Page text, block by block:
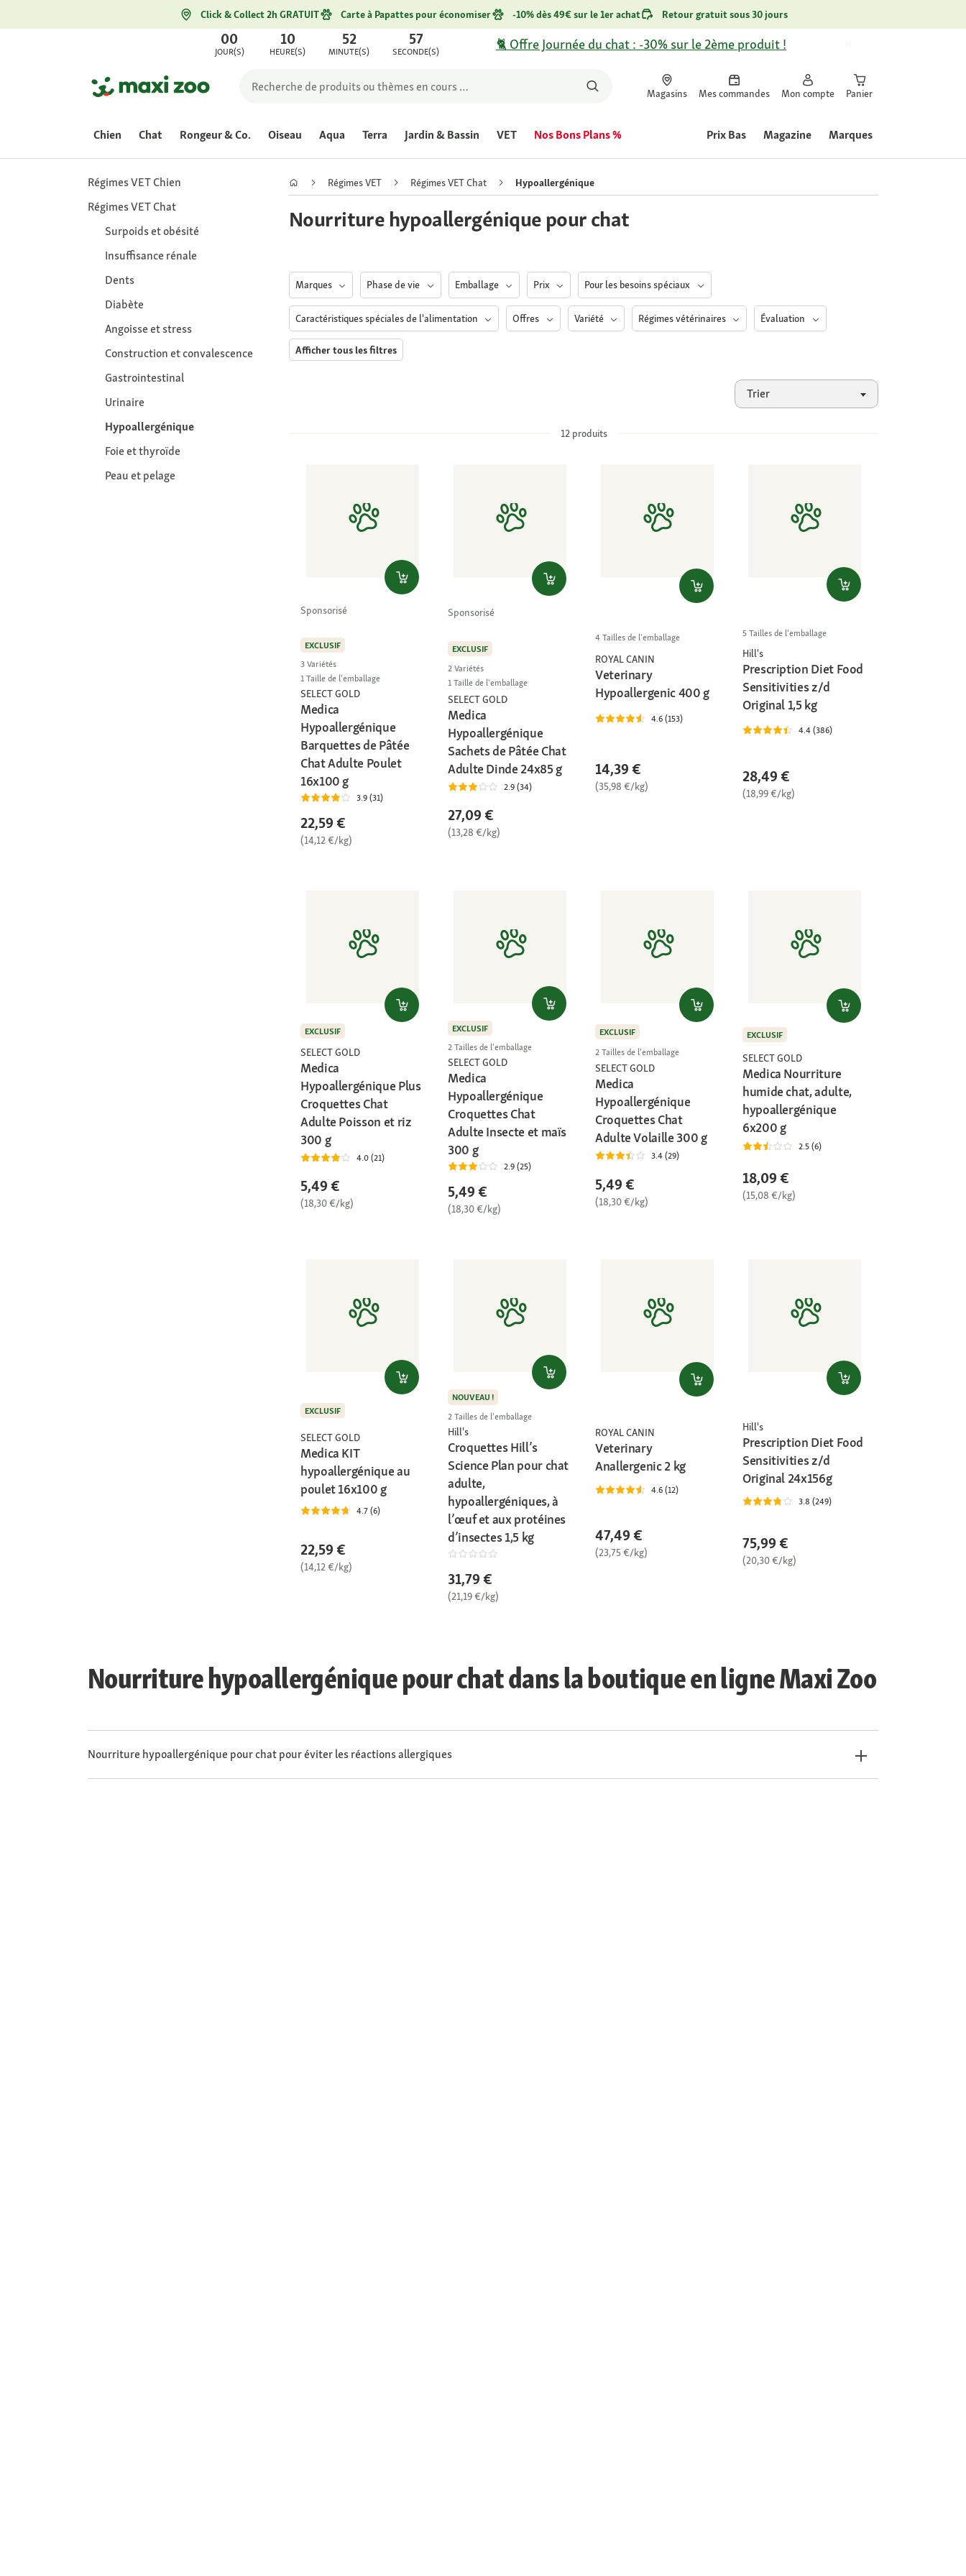
Click & Collect 2h GRATUIT Carte à Papattes pour économiser -10% dès 49€ sur le 1er achat Retour gratuit sous 30 jours
00
JOUR(S)
10
HEURE(S)
52
MINUTE(S)
57
SECONDE(S) 🐈 Offre Journée du chat : -30% sur le 2ème produit !
Magasins Mes commandes Mon compte Panier
Chien Chat Rongeur & Co. Oiseau Aqua Terra Jardin & Bassin VET Nos Bons Plans % Prix Bas Magazine Marques
Régimes VET Chien
Régimes VET Chat
Surpoids et obésité
Insuffisance rénale
Dents
Diabète
Angoisse et stress
Construction et convalescence
Gastrointestinal
Urinaire
Hypoallergénique
Foie et thyroïde
Peau et pelage
Régimes VET Régimes VET Chat Hypoallergénique
Nourriture hypoallergénique pour chat
Marques Phase de vie Emballage Prix Pour les besoins spéciaux
Caractéristiques spéciales de l'alimentation Offres Variété Régimes vétérinaires Évaluation
Afficher tous les filtres
Trier
12produits
Sponsorisé
EXCLUSIF
3 Variétés
1 Taille de l'emballage
SELECT GOLD
Medica
Hypoallergénique
Barquettes de Pâtée
Chat Adulte Poulet
16x100 g
3.9 (31)
22,59 €
(14,12 €/kg)
Sponsorisé
EXCLUSIF
2 Variétés
1 Taille de l'emballage
SELECT GOLD
Medica
Hypoallergénique
Sachets de Pâtée Chat
Adulte Dinde 24x85 g
2.9 (34)
27,09 €
(13,28 €/kg)
4 Tailles de l'emballage
ROYAL CANIN
Veterinary
Hypoallergenic 400 g
4.6 (153)
14,39 €
(35,98 €/kg)
5 Tailles de l'emballage
Hill's
Prescription Diet Food
Sensitivities z/d
Original 1,5 kg
4.4 (386)
28,49 €
(18,99 €/kg)
EXCLUSIF
SELECT GOLD
Medica
Hypoallergénique Plus
Croquettes Chat
Adulte Poisson et riz
300 g
4.0 (21)
5,49 €
(18,30 €/kg)
EXCLUSIF
2 Tailles de l'emballage
SELECT GOLD
Medica
Hypoallergénique
Croquettes Chat
Adulte Insecte et maïs
300 g
2.9 (25)
5,49 €
(18,30 €/kg)
EXCLUSIF
2 Tailles de l'emballage
SELECT GOLD
Medica
Hypoallergénique
Croquettes Chat
Adulte Volaille 300 g
3.4 (29)
5,49 €
(18,30 €/kg)
EXCLUSIF
SELECT GOLD
Medica Nourriture
humide chat, adulte,
hypoallergénique
6x200 g
2.5 (6)
18,09 €
(15,08 €/kg)
EXCLUSIF
SELECT GOLD
Medica KIT
hypoallergénique au
poulet 16x100 g
4.7 (6)
22,59 €
(14,12 €/kg)
NOUVEAU !
2 Tailles de l'emballage
Hill's
Croquettes Hill’s
Science Plan pour chat
adulte,
hypoallergéniques, à
l’œuf et aux protéines
d’insectes 1,5 kg
31,79 €
(21,19 €/kg)
ROYAL CANIN
Veterinary
Anallergenic 2 kg
4.6 (12)
47,49 €
(23,75 €/kg)
Hill's
Prescription Diet Food
Sensitivities z/d
Original 24x156g
3.8 (249)
75,99 €
(20,30 €/kg)
Nourriture hypoallergénique pour chat dans la boutique en ligne Maxi Zoo
Nourriture hypoallergénique pour chat pour éviter les réactions allergiques